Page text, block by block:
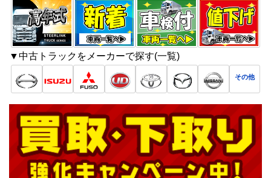
▼中古トラックをメーカーで探す(一覧)
その他